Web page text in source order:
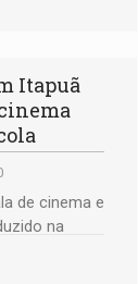
Itapuã
de cinema e
na